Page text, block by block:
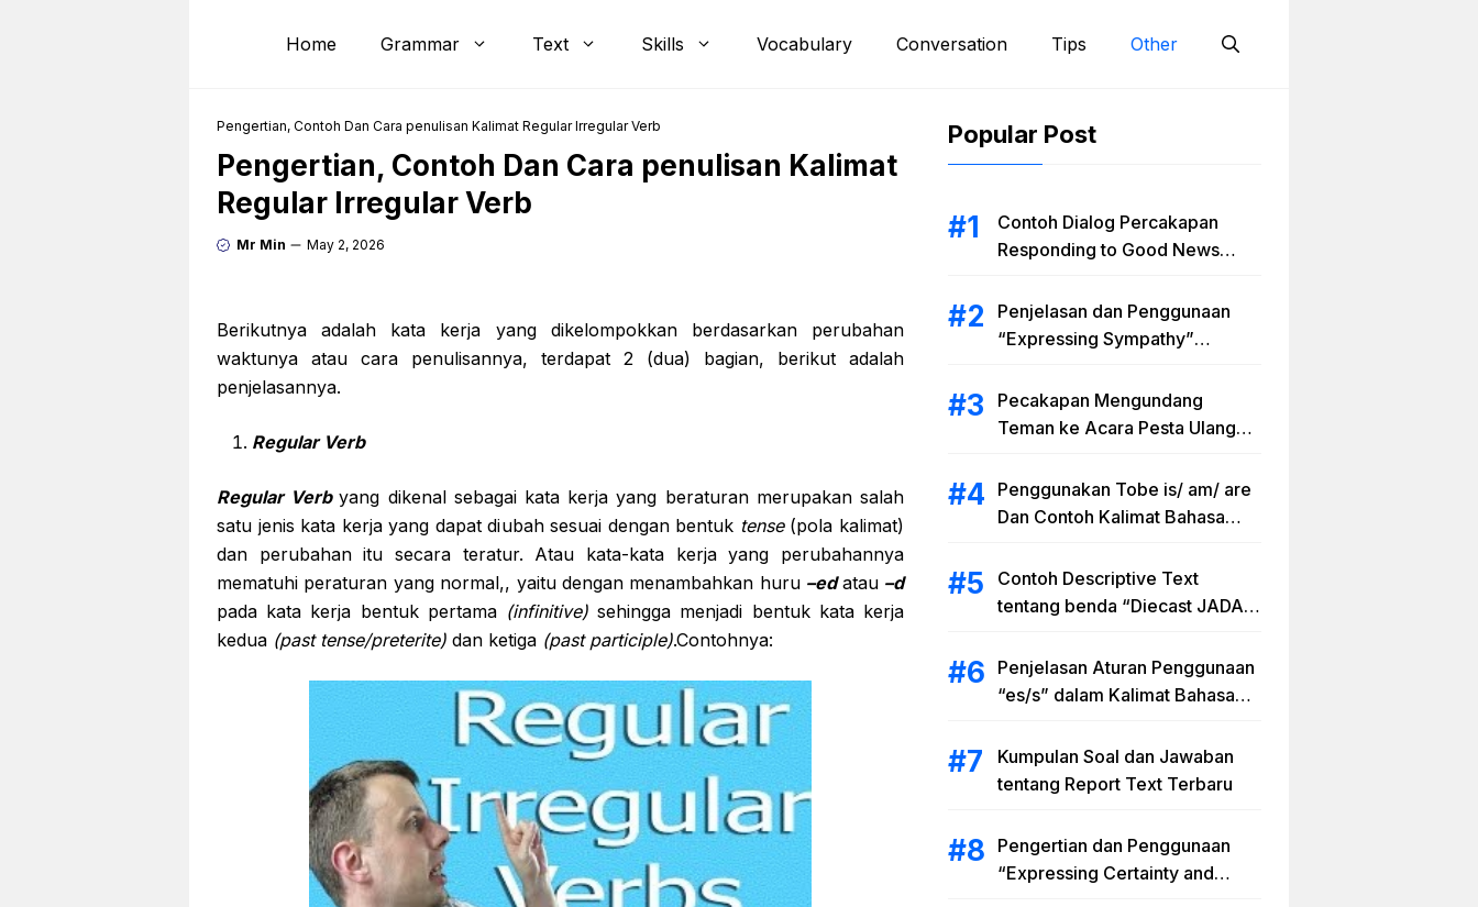
Home Grammar Text Skills Vocabulary Conversation Tips Other
Pengertian, Contoh Dan Cara penulisan Kalimat Regular Irregular Verb
Pengertian, Contoh Dan Cara penulisan Kalimat
Regular Irregular Verb
Mr Min May 2, 2026
Berikutnya adalah kata kerja yang dikelompokkan berdasarkan perubahan
waktunya atau cara penulisannya, terdapat 2 (dua) bagian, berikut adalah
penjelasannya.
Regular Verb
Regular Verbyang dikenal sebagai kata kerja yang beraturan merupakan salah
satu jenis kata kerja yang dapat diubah sesuai dengan bentuk tense(pola kalimat)
dan perubahan itu secara teratur. Atau kata-kata kerja yang perubahannya
mematuhi peraturan yang normal,, yaitu dengan menambahkan huru –edatau –d
pada kata kerja bentuk pertama (infinitive) sehingga menjadi bentuk kata kerja
kedua (past tense/preterite) dan ketiga (past participle).Contohnya:
Popular Post
Contoh Dialog Percakapan
Responding to Good News
Latihan Soal Terlengkap
Penjelasan dan Penggunaan
“Expressing Sympathy”
dan Artinya
Pecakapan Mengundang
Teman ke Acara Pesta Ulang
Dalam Bahasa Inggris
Penggunakan Tobe is/ am/ are
Dan Contoh Kalimat Bahasa
Present Tense
Contoh Descriptive Text
tentang benda “Diecast JADA –
Penjelasan Aturan Penggunaan
“es/s” dalam Kalimat Bahasa
Kumpulan Soal dan Jawaban
tentang Report Text Terbaru
Pengertian dan Penggunaan
“Expressing Certainty and